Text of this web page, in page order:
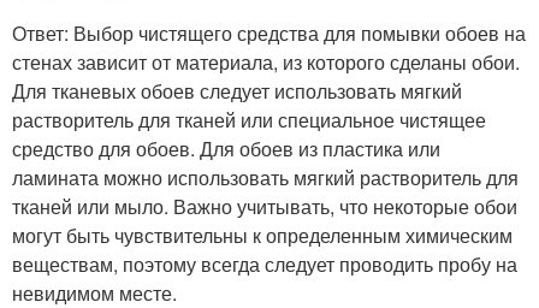
Ответ: Выбор чистящего средства для помывки обоев на
стенах зависит от материала, из которого сделаны обои.
Для тканевых обоев следует использовать мягкий
растворитель для тканей или специальное чистящее
средство для обоев. Для обоев из пластика или
ламината можно использовать мягкий растворитель для
тканей или мыло. Важно учитывать, что некоторые обои
могут быть чувствительны к определенным химическим
веществам, поэтому всегда следует проводить пробу на
невидимом месте.